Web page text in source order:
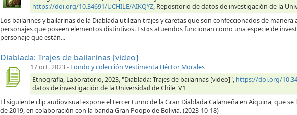
https://doi.org/10.34691/UCHILE/AIKQYZ, Repositorio de datos de investigación de la
Los bailarines y bailarinas de la Diablada utilizan trajes y caretas que son confeccionados de manera
personajes que poseen elementos distintivos. Estos atuendos funcionan como una especie de
personaje que están...
Diablada: Trajes de bailarinas [video]
17 oct. 2023- Fondo y colección Vestimenta Héctor Morales
Etnografía, Laboratorio, 2023, "Diablada: Trajes de bailarinas [video]", https://doi.org/
datos de investigación de la Universidad de Chile, V1
El siguiente clip audiovisual expone el tercer turno de la Gran Diablada Calameña en Aiquina, que se
de 2019, en colaboración con la banda Gran Poopo de Bolivia. (2023-10-18)